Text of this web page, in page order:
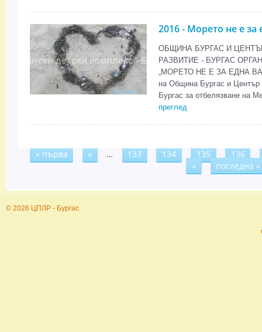
2016 - Морето не е за
ОБЩИНА БУРГАС И
РАЗВИТИЕ - БУРГАС
„МОРЕТО НЕ Е ЗА ЕДНА
на Община Бургас и Център
Бургас за отбелязване на
преглед
Страници
« първа « … 133 134 135
136
»
последна »
© 2026 ЦПЛР - Бургас